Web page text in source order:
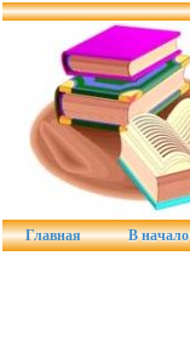
Главная В начало